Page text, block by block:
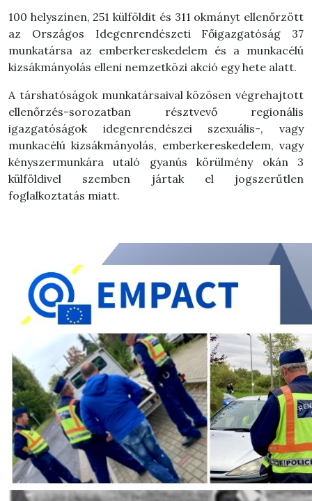
100 helyszínen, 251 külföldit és 311 okmányt ellenőrzött
az Országos Idegenrendészeti Főigazgatóság 37
munkatársa az emberkereskedelem és a munkacélú
kizsákmányolás elleni nemzetközi akció egy hete alatt.
A társhatóságok munkatársaival közösen végrehajtott
ellenőrzés-sorozatban résztvevő regionális
igazgatóságok idegenrendészei szexuális-, vagy
munkacélú kizsákmányolás, emberkereskedelem, vagy
kényszermunkára utaló gyanús körülmény okán 3
külföldivel szemben jártak el jogszerűtlen
foglalkoztatás miatt.